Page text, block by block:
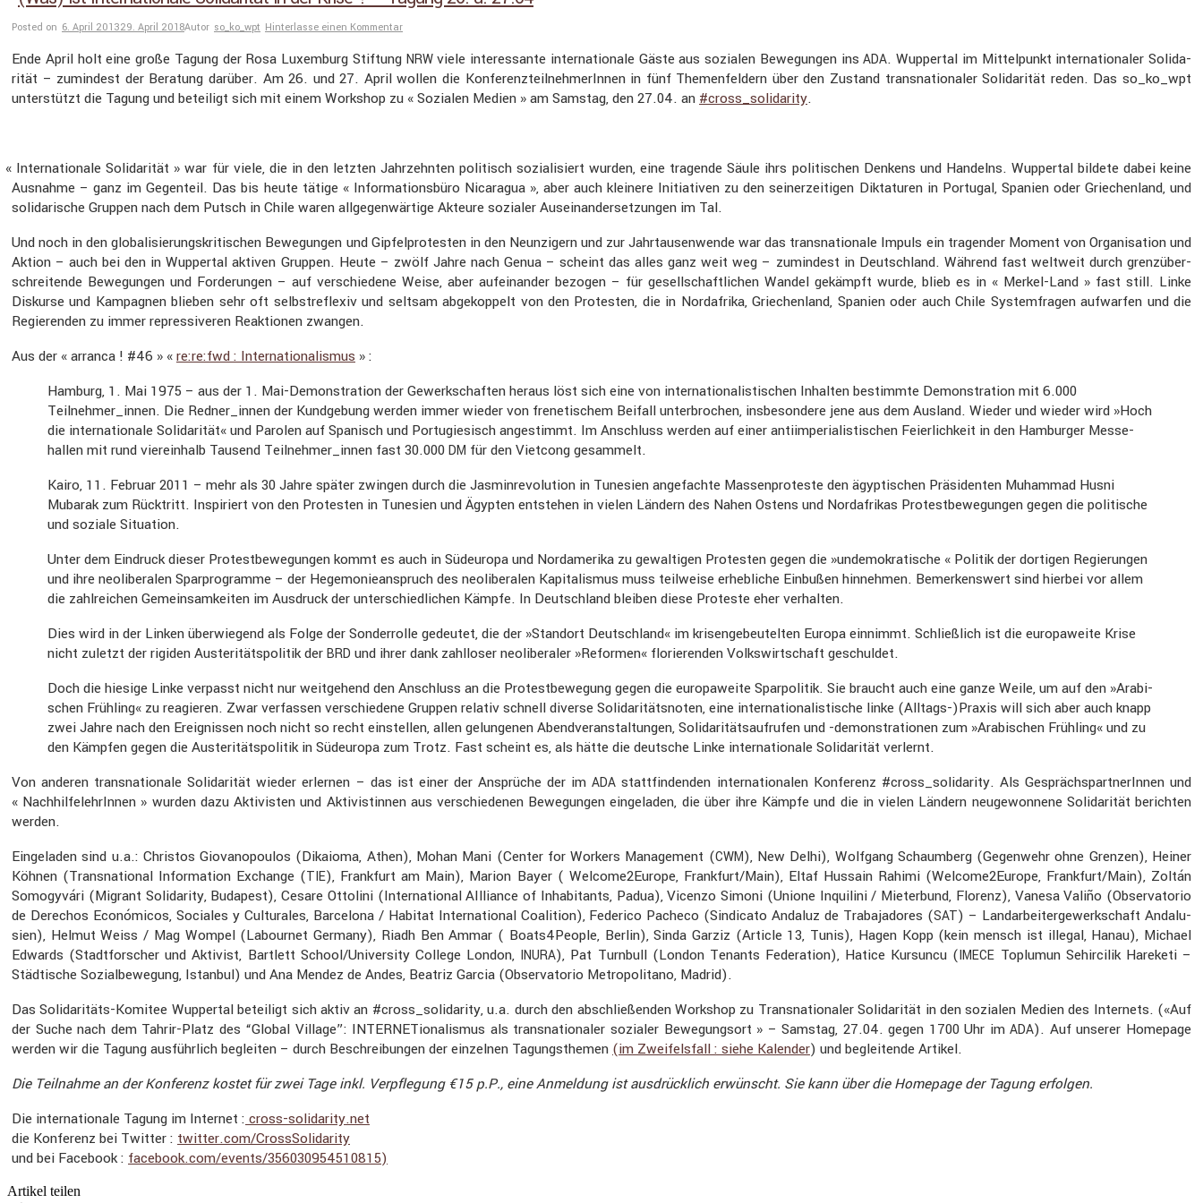
Posted on 6. April 201329. April 2018Autor so_ko_wpt Hinterlasse einen Kommentar
Ende April holt eine große Tagung der Rosa Luxem­burg Stiftung NRWviele inter­es­sante inter­na­tio­nale Gäste aus sozialen Bewegungen insADA. Wuppertal im Mittel­punkt inter­na­tio­naler Solida­
rität – zumin­dest der Beratung darüber. Am 26. und 27. April wollen die Konfe­renz­teil­neh­me­rInnen in fünf Themen­fel­dern über den Zustand trans­na­tio­naler Solida­rität reden. Das so_ko_wpt
unter­stützt die Tagung und betei­ligt sich mit einem Workshop zu « Sozialen Medien » am Samstag, den 27.04. an #cross_solidarity.
« Inter­na­tio­nale Solida­rität » war für viele, die in den letzten Jahrzehnten politisch sozia­li­siert wurden, eine tragende Säule ihrs politi­schen Denkens und Handelns. Wuppertal bildete dabei keine
Ausnahme – ganz im Gegen­teil. Das bis heute tätige « Infor­ma­ti­ons­büro Nicaragua », aber auch kleinere Initia­tiven zu den seiner­zei­tigen Dikta­turen in Portugal, Spanien oder Griechen­land, und
solida­ri­sche Gruppen nach dem Putsch in Chile waren allge­gen­wär­tige Akteure sozialer Ausein­an­der­set­zungen im Tal.
Und noch in den globa­li­sie­rungs­kri­ti­schen Bewegungen und Gipfel­pro­testen in den Neunzi­gern und zur Jahrtau­sen­wende war das trans­na­tio­nale Impuls ein tragender Moment von Organi­sa­tion und
Aktion – auch bei den in Wuppertal aktiven Gruppen. Heute – zwölf Jahre nach Genua – scheint das alles ganz weit weg – zumin­dest in Deutsch­land. Während fast weltweit durch grenz­über­
schrei­tende Bewegungen und Forde­rungen – auf verschie­dene Weise, aber aufein­ander bezogen – für gesell­schaft­li­chen Wandel gekämpft wurde, blieb es in « Merkel-Land » fast still. Linke
Diskurse und Kampa­gnen blieben sehr oft selbst­re­flexiv und seltsam abgekop­pelt von den Protesten, die in Nordafrika, Griechen­land, Spanien oder auch Chile System­fragen aufwarfen und die
Regie­renden zu immer repres­si­veren Reaktionen zwangen.
Aus der « arranca ! #46 » «re:re:fwd : Inter­na­tio­na­lismus » :
Hamburg, 1. Mai 1975 – aus der 1. Mai-Demons­tra­tion der Gewerk­schaften heraus löst sich eine von inter­na­tio­na­lis­ti­schen Inhalten bestimmte Demons­tra­tion mit 6.000
Teilnehmer_innen. Die Redner_innen der Kundge­bung werden immer wieder von frene­ti­schem Beifall unter­bro­chen, insbe­son­dere jene aus dem Ausland. Wieder und wieder wird »Hoch
die inter­na­tio­nale Solida­rität« und Parolen auf Spanisch und Portu­gie­sisch angestimmt. Im Anschluss werden auf einer antiim­pe­ria­lis­ti­schen Feier­lich­keit in den Hamburger Messe­
hallen mit rund vierein­halb Tausend Teilnehmer_innen fast 30.000 DM für den Vietcong gesam­melt.
Kairo, 11. Februar 2011 – mehr als 30 Jahre später zwingen durch die Jasmin­re­vo­lu­tion in Tunesien angefachte Massen­pro­teste den ägypti­schen Präsi­denten Muhammad Husni
Mubarak zum Rücktritt. Inspi­riert von den Protesten in Tunesien und Ägypten entstehen in vielen Ländern des Nahen Ostens und Nordafrikas Protest­be­we­gungen gegen die politi­sche
und soziale Situa­tion.
Unter dem Eindruck dieser Protest­be­we­gungen kommt es auch in Südeu­ropa und Nordame­rika zu gewal­tigen Protesten gegen die »undemo­kra­ti­sche « Politik der dortigen Regie­rungen
und ihre neoli­be­ralen Sparpro­gramme – der Hegemo­nie­an­spruch des neoli­be­ralen Kapita­lismus muss teilweise erheb­liche Einbußen hinnehmen. Bemer­kens­wert sind hierbei vor allem
die zahlrei­chen Gemein­sam­keiten im Ausdruck der unter­schied­li­chen Kämpfe. In Deutsch­land bleiben diese Proteste eher verhalten.
Dies wird in der Linken überwie­gend als Folge der Sonder­rolle gedeutet, die der »Standort Deutsch­land« im krisen­ge­beu­telten Europa einnimmt. Schließ­lich ist die europa­weite Krise
nicht zuletzt der rigiden Auste­ri­täts­po­litik der BRD und ihrer dank zahlloser neoli­be­raler »Reformen« florie­renden Volks­wirt­schaft geschuldet.
Doch die hiesige Linke verpasst nicht nur weitge­hend den Anschluss an die Protest­be­we­gung gegen die europa­weite Sparpo­litik. Sie braucht auch eine ganze Weile, um auf den »Arabi­
schen Frühling« zu reagieren. Zwar verfassen verschie­dene Gruppen relativ schnell diverse Solida­ri­täts­noten, eine inter­na­tio­na­lis­ti­sche linke (Alltags-)Praxis will sich aber auch knapp
zwei Jahre nach den Ereig­nissen noch nicht so recht einstellen, allen gelun­genen Abend­ver­an­stal­tungen, Solida­ri­täts­auf­rufen und -demons­tra­tionen zum »Arabi­schen Frühling« und zu
den Kämpfen gegen die Auste­ri­täts­po­litik in Südeu­ropa zum Trotz. Fast scheint es, als hätte die deutsche Linke inter­na­tio­nale Solida­rität verlernt.
Von anderen trans­na­tio­nale Solida­rität wieder erlernen – das ist einer der Ansprüche der imADA statt­fin­denden inter­na­tio­nalen Konfe­renz #cross_solidarity. Als Gesprächs­part­ne­rInnen und
« Nachhil­fe­lehrInnen » wurden dazu Aktivisten und Aktivis­tinnen aus verschie­denen Bewegungen einge­laden, die über ihre Kämpfe und die in vielen Ländern neuge­won­nene Solida­rität berichten
werden.
Einge­laden sind u.a.: Christos Giova­no­poulos (Dikaioma, Athen), Mohan Mani (Center for Workers Manage­ment (CWM), New Delhi), Wolfgang Schaum­berg (Gegen­wehr ohne Grenzen), Heiner
Köhnen (Trans­na­tional Infor­ma­tion Exchange (TIE), Frank­furt am Main), Marion Bayer ( Welcome2Europe, Frankfurt/Main), Eltaf Hussain Rahimi (Welcome2Europe, Frankfurt/Main), Zoltán
Somogy­vári (Migrant Solida­rity, Budapest), Cesare Ottolini (Inter­na­tional AIlli­ance of Inhabi­tants, Padua), Vicenzo Simoni (Unione Inqui­lini / Mieter­bund, Florenz), Vanesa Valiño (Obser­va­torio
de Derechos Econó­micos, Sociales y Cultu­rales, Barce­lona / Habitat Inter­na­tional Coali­tion), Federico Pacheco (Sindi­cato Andaluz de Traba­ja­dores (SAT) – Landar­bei­ter­ge­werk­schaft Andalu­
sien), Helmut Weiss / Mag Wompel (Labournet Germany), Riadh Ben Ammar ( Boats4People, Berlin), Sinda Garziz (Article 13, Tunis), Hagen Kopp (kein mensch ist illegal, Hanau), Michael
Edwards (Stadt­for­scher und Aktivist, Bartlett School/University College London, INURA), Pat Turnbull (London Tenants Federa­tion), Hatice Kursuncu (IMECE Toplumun Sehir­cilik Hareketi –
Städti­sche Sozial­be­we­gung, Istanbul) und Ana Mendez de Andes, Beatriz Garcia (Obser­va­torio Metro­po­li­tano, Madrid).
Das Solida­ri­täts-Komitee Wuppertal betei­ligt sich aktiv an #cross_solidarity, u.a. durch den abschlie­ßenden Workshop zu Trans­na­tio­naler Solida­rität in den sozialen Medien des Inter­nets. («Auf
der Suche nach dem Tahrir-Platz des “Global Village”: INTER­NE­Tio­na­lismus als trans­na­tio­naler sozialer Bewegungsort » – Samstag, 27.04. gegen 1700 Uhr imADA). Auf unserer Homepage
werden wir die Tagung ausführ­lich begleiten – durch Beschrei­bungen der einzelnen Tagungs­themen (im Zweifels­fall : siehe Kalender) und beglei­tende Artikel.
Die Teilnahme an der Konfe­renz kostet für zwei Tage inkl. Verpfle­gung €15 p.P., eine Anmel­dung ist ausdrück­lich erwünscht. Sie kann über die Homepage der Tagung erfolgen.
Die inter­na­tio­nale Tagung im Internet : cross​-solida​rity​.net
die Konfe­renz bei Twitter : twitter​.com/​C​r​o​s​s​S​o​l​i​d​a​r​ity
und bei Facebook : facebook​.com/​e​v​e​n​t​s​/​3​5​6​0​3​0​9​5​4​5​1​0​815)
Artikel teilen